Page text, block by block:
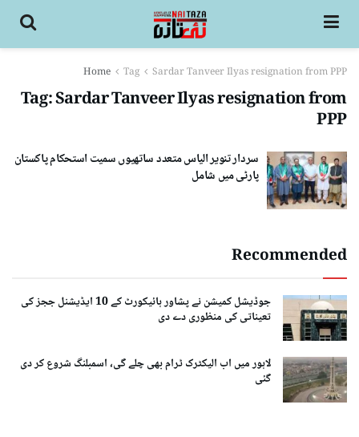
Home Tag Sardar Tanveer Ilyas resignation from PPP
Tag:Sardar Tanveer Ilyas resignation from
PPP
سردار تنویر الیاس متعدد ساتھیوں سمیت استحکام پاکستان
پارٹی میں شامل
Recommended
جوڈیشل کمیشن نے پشاور ہائیکورٹ کے 10 ایڈیشنل ججز کی
تعیناتی کی منظوری دے دی
لاہور میں اب الیکٹرک ٹرام بھی چلے گی، اسمبلنگ شروع کر دی
گئی